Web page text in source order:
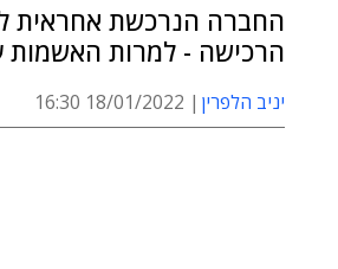
הרכישה - למרות האשמות
יניב הלפרין 18/01/2022 16:30